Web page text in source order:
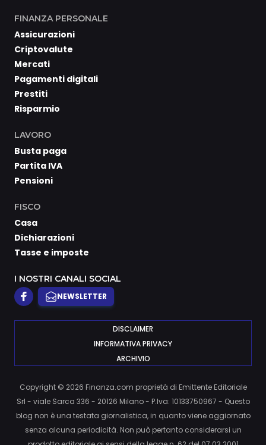
FINANZA PERSONALE
Assicurazioni
Criptovalute
Mercati
Pagamenti digitali
Prestiti
Risparmio
LAVORO
Busta paga
Partita IVA
Pensioni
FISCO
Casa
Dichiarazioni
Tasse e imposte
I NOSTRI CANALI SOCIAL
NEWSLETTER
DISCLAIMER
INFORMATIVA PRIVACY
ARCHIVIO
Copyright © 2026 Finanza.com proprietà di Emittente Editoriale
Srl - viale Sarca 336 - 20126 Milano - P.Iva: 10133750967 - Questo
blog non è una testata giornalistica, in quanto viene aggiornato
senza alcuna periodicità. Non può pertanto considerarsi un